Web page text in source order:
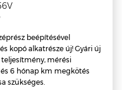
beépítésével
kopó alkatrésze új! Gyári új
mérési
6 hónap km megkötés
szükséges.